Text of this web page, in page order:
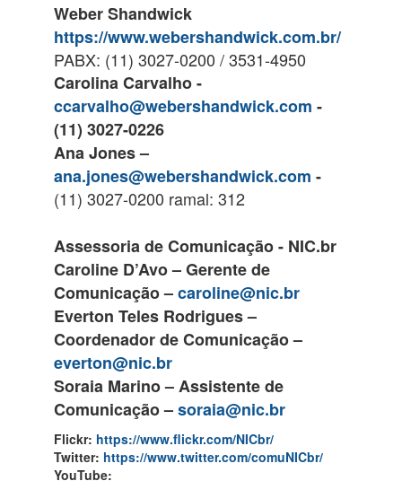
Weber Shandwick
https://www.webershandwick.com.br/
PABX: (11) 3027-0200 / 3531-4950
Carolina Carvalho -
ccarvalho@webershandwick.com -
(11) 3027-0226
Ana Jones –
ana.jones@webershandwick.com -
(11) 3027-0200 ramal: 312
Assessoria de Comunicação - NIC.br
Caroline D’Avo – Gerente de
Comunicação –caroline@nic.br
Everton Teles Rodrigues –
Coordenador de Comunicação –
everton@nic.br
Soraia Marino – Assistente de
Comunicação –soraia@nic.br
Flickr: https://www.flickr.com/NICbr/
Twitter: https://www.twitter.com/comuNICbr/
YouTube: